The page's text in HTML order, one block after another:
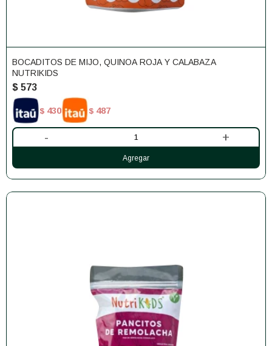
BOCADITOS DE MIJO, QUINOA ROJA Y CALABAZA
NUTRIKIDS
$ 573
$ 430 $ 487
- +